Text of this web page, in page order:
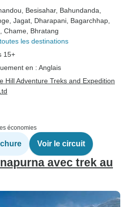
, Besisahar, Bahundanda
, Jagat , Dharapani , Bagarchhap
, Chame , Bhratang
les destinations
15+
en : Anglais
Hill Adventure Treks and Expedition
économies
Voir le circuit
avec trek au